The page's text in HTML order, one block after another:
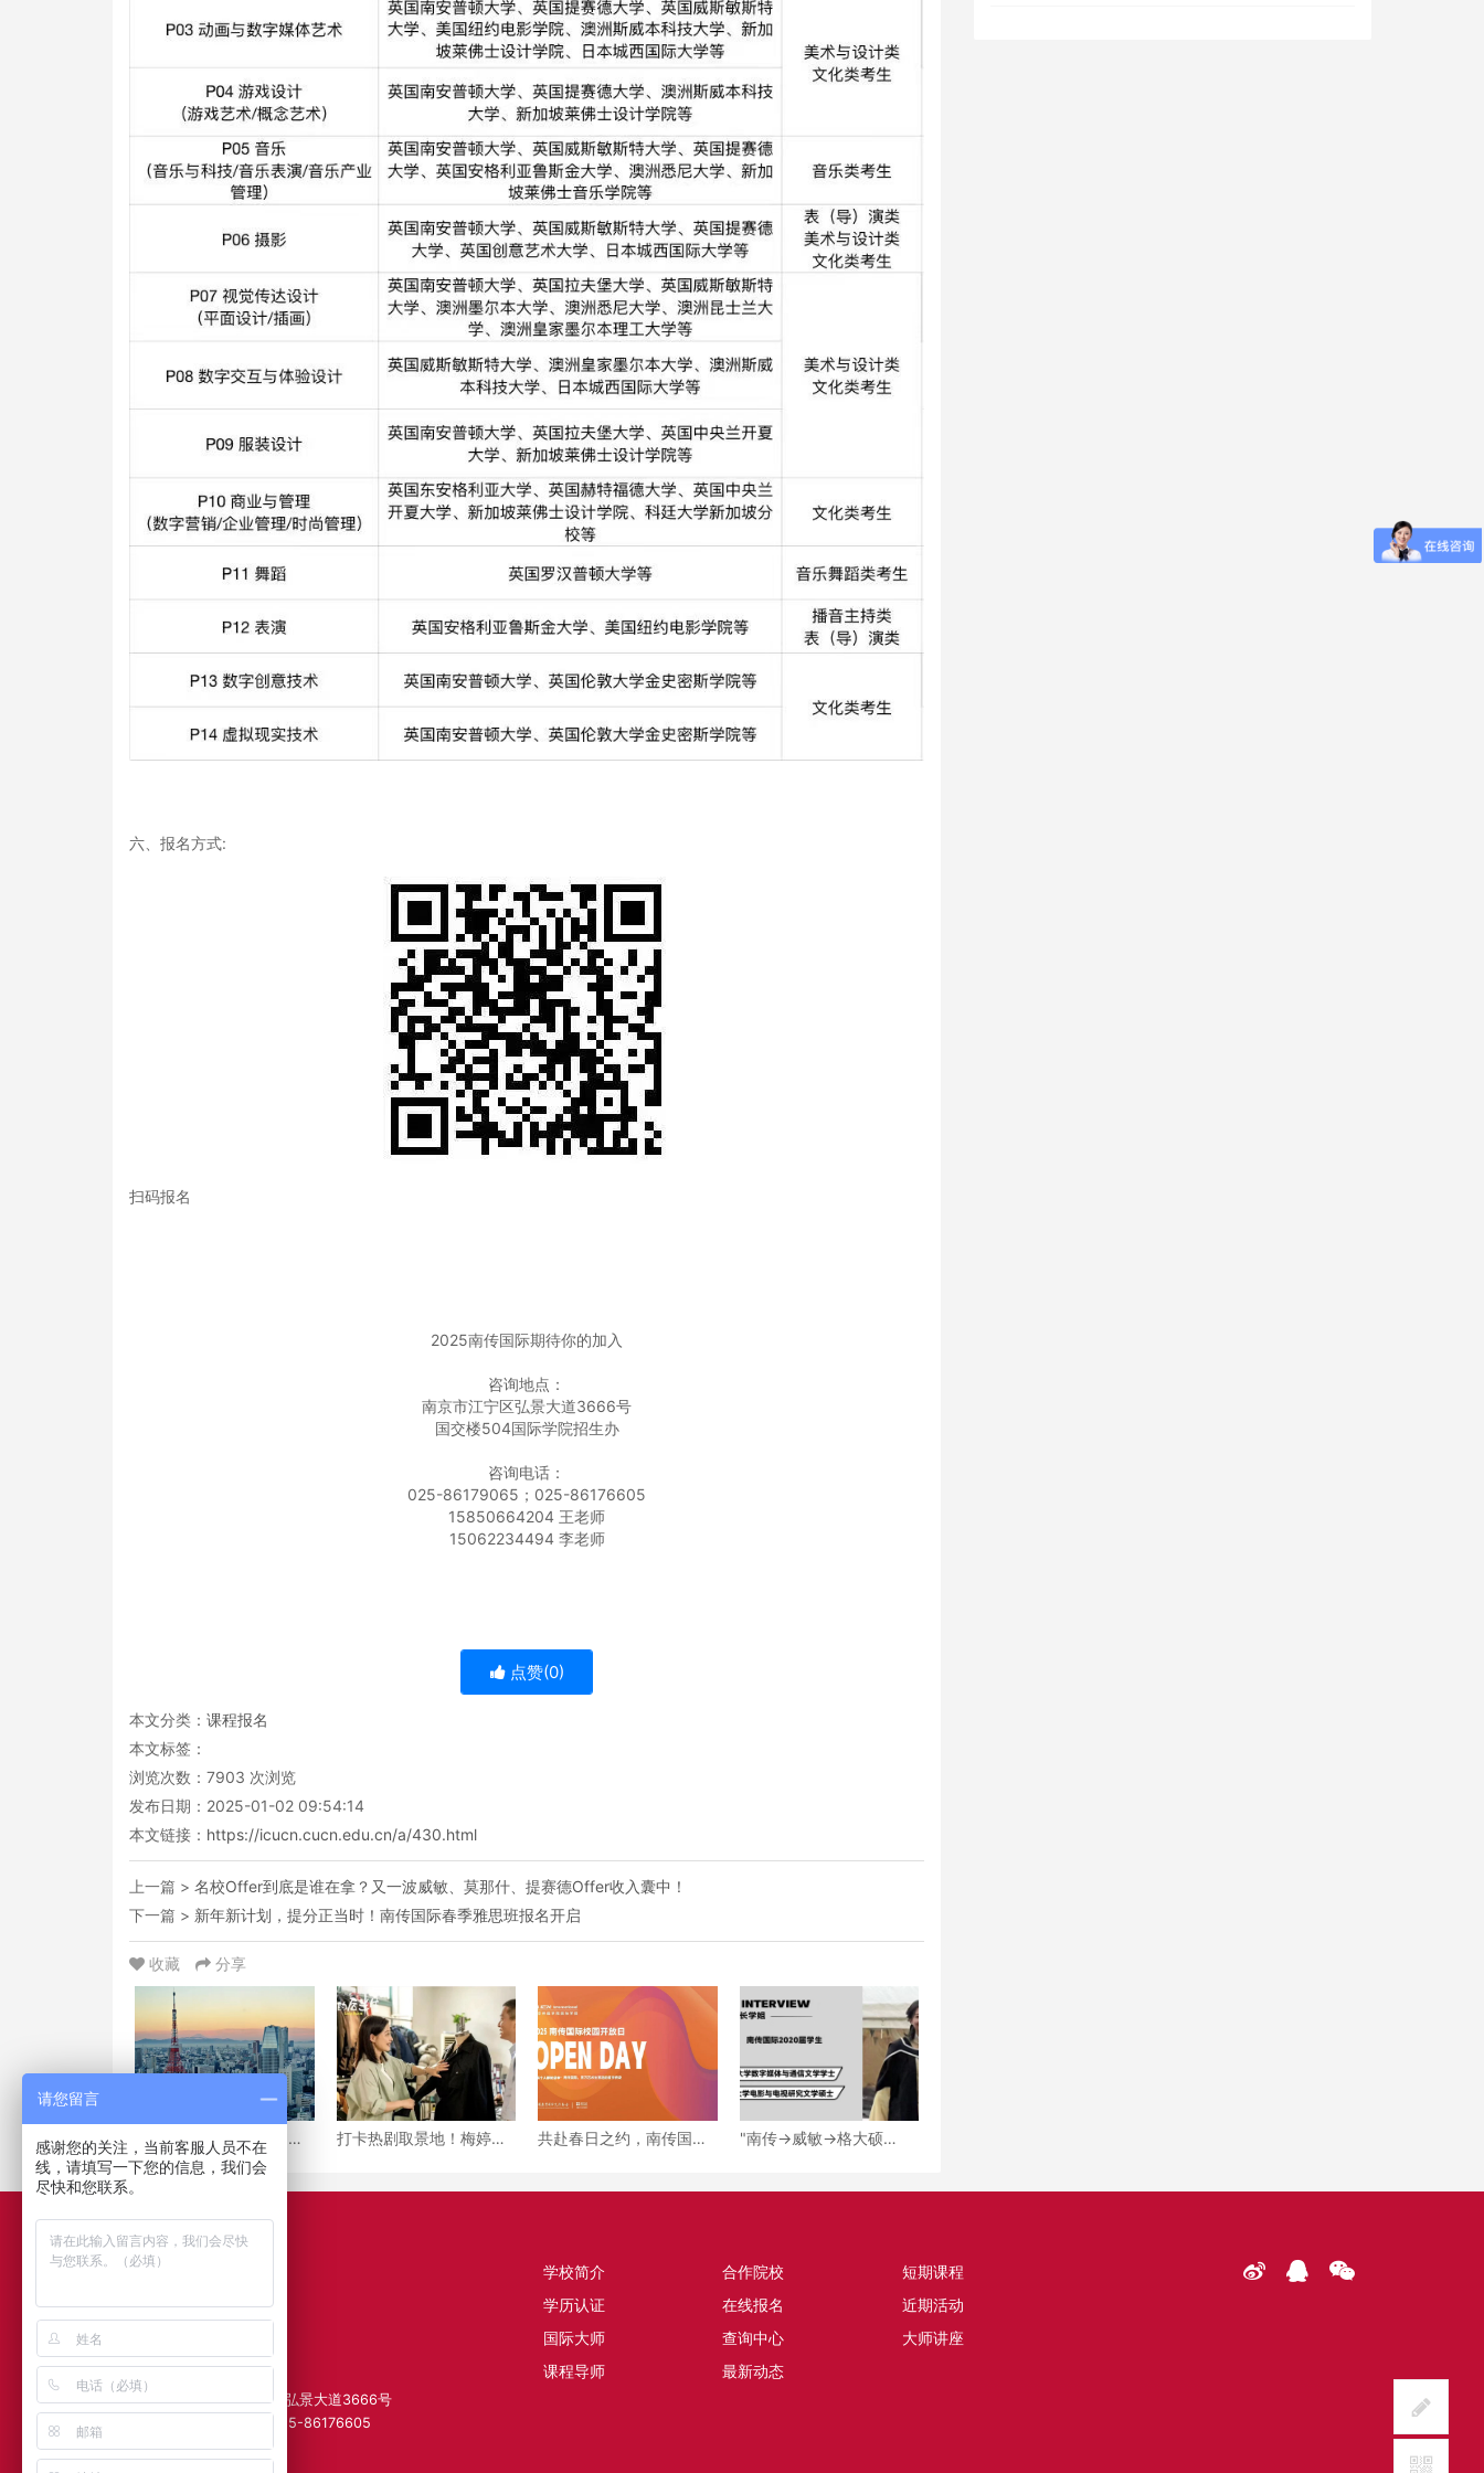
六、报名方式:
扫码报名
2025南传国际期待你的加入
咨询地点：
南京市江宁区弘景大道3666号
国交楼504国际学院招生办
咨询电话：
025-86179065；025-86176605
15850664204 王老师
15062234494 李老师
点赞(0)
本文分类： 课程报名
本文标签：
浏览次数： 7903 次浏览
发布日期：2025-01-02 09:54:14
本文链接： https://icucn.cucn.edu.cn/a/430.html
上一篇 > 名校Offer到底是谁在拿？又一波威敏、莫那什、提赛德Offer收入囊中！
下一篇 > 新年新计划，提分正当时！南传国际春季雅思班报名开启
收藏 分享
年薪600万日元起！日本
留学就业黄金期全解析
——南传国际日本方向定
打卡热剧取景地！梅婷的
共赴春日之约，南传国际
"南传→威敏→格大硕
© 2021 南京传媒学院
苏ICP备06054739号-1
地址：江苏省南京市江宁区弘景大道3666号
电话：025-86179065；025-86176605
南京传媒学院国际学院
学校简介
学历认证
国际大师
课程导师
合作院校
在线报名
查询中心
最新动态
短期课程
近期活动
大师讲座
请您留言
感谢您的关注，当前客服人员不在
线，请填写一下您的信息，我们会
尽快和您联系。